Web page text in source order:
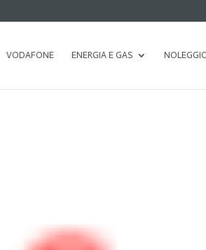
VODAFONE ENERGIA E GAS